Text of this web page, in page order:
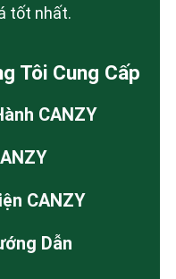
tốt nhất.
Tôi Cung Cấp
CANZY
CANZY
Dẫn